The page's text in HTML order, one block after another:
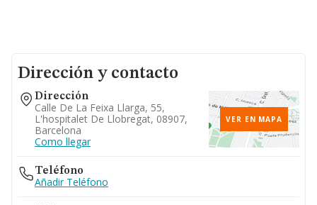
Dirección y contacto
Dirección
Calle De La Feixa Llarga, 55,
L'hospitalet De Llobregat, 08907,
Barcelona
Como llegar
VER EN MAPA
Teléfono
Añadir Teléfono